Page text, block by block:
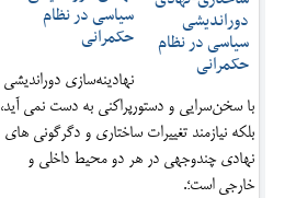
سیاسی در نظام
حکمرانی
نهادینه‌سازی دوراندیشی
با سخن‌سرایی و دستورپراکنی به دست نمی آید،
بلکه نیازمند تغییرات ساختاری و دگرگونی های
نهادی چندوجهی در هر دو محیط داخلی و
خارجی است؛.